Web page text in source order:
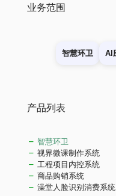
业务范围
智慧环卫 AI
产品列表
智慧环卫
视界微课制作系统
工程项目内控系统
商品购销系统
澡堂人脸识别消费系统